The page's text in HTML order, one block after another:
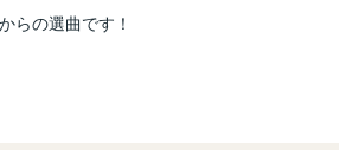
らの選曲です！